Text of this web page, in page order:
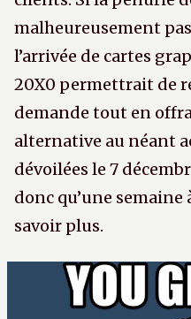
malheureusement
l’arrivée de cartes
20X0 permettrait de
demande tout en
alternative au néant
dévoilées le 7
donc qu’une
savoir plus.